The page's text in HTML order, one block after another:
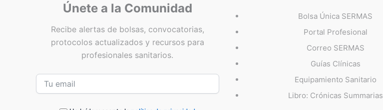
Únete a la Comunidad
Recibe alertas de bolsas, convocatorias,
protocolos actualizados y recursos para
profesionales sanitarios.
Bolsa Única SERMAS
Portal Profesional
Correo SERMAS
Guías Clínicas
Equipamiento Sanitario
Libro: Crónicas Summarias